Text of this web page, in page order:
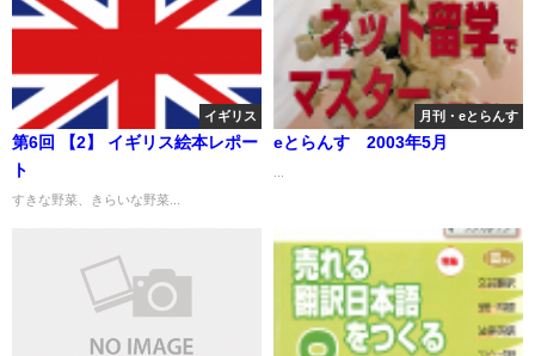
イギリス
第6回 【2】 イギリス絵本レポー
ト
すきな野菜、きらいな野菜...
月刊・eとらんす
eとらんす 2003年5月